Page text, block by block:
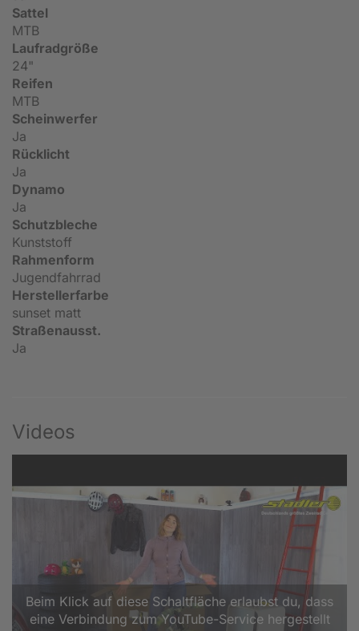
Sattel
MTB
Laufradgröße
24"
Reifen
MTB
Scheinwerfer
Ja
Rücklicht
Ja
Dynamo
Ja
Schutzbleche
Kunststoff
Rahmenform
Jugendfahrrad
Herstellerfarbe
sunset matt
Straßenausst.
Ja
Videos
Beim Klick auf diese Schaltfläche erlaubst du, dass
eine Verbindung zum YouTube-Service hergestellt